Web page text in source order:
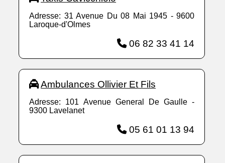
Adresse: 31 Avenue Du 08 Mai 1945 - 9600
Laroque-d'Olmes
06 82 33 41 14
Ambulances Ollivier Et Fils
Adresse: 101 Avenue General De Gaulle -
9300 Lavelanet
05 61 01 13 94